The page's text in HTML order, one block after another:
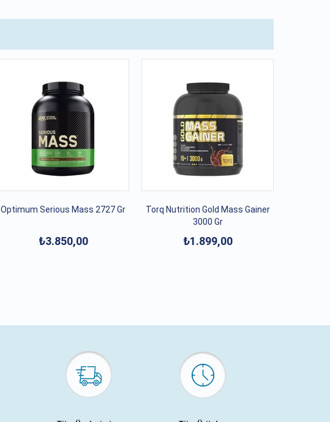
Optimum Serious Mass 2727 Gr
₺3.850,00
Torq Nutrition Gold Mass Gainer
3000 Gr
₺1.899,00